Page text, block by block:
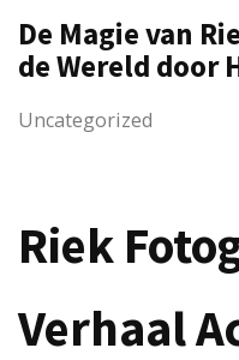
De Magie van
de Wereld door
Uncategorized
Riek
Verhaal